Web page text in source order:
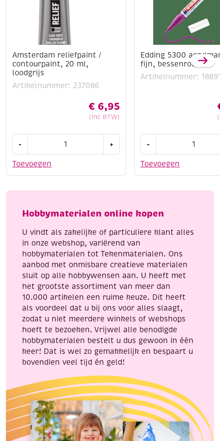
Amsterdam reliefpaint /
contourpaint, 20 ml,
loodgrijs
Artikelnummer: 237086
€ 6,95
(Inc BTW)
Toevoegen
-
/
ml,
aantal
+
Edding 5300
fijn, bessenrood
Artikelnummer:
Toevoegen
-
acrylmarker
aantal
Hobbymaterialen online kopen
U vindt als zakelijke of particuliere klant alles
in onze webshop, variërend van
hobbymaterialen tot Tekenmaterialen. Ons
aanbod met onmisbare creatieve materialen
sluit op alle hobbywensen aan. U heeft met
het grootste assortiment van meer dan
10.000 artikelen een ruime keuze. Dit heeft
als voordeel dat u bij ons voor alles slaagt,
zodat u niet meerdere winkels of webshops
hoeft te bezoeken. Vrijwel alle benodigde
hobbymaterialen bestelt u dus gewoon in één
keer! Dat is wel zo gemakkelijk en bespaart u
bovendien veel tijd én geld!